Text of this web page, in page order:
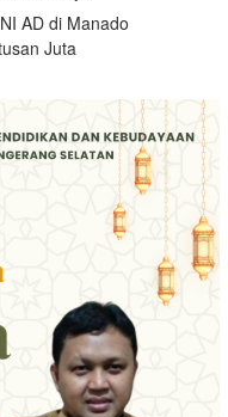
AD di Manado
Juta